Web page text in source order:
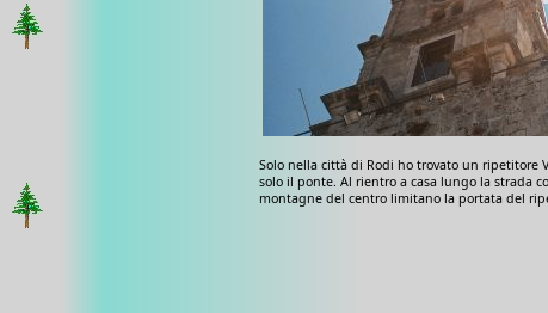
Solo nella città di Rodi ho trovato un ripetitore
solo il ponte. Al rientro a casa lungo la strada
montagne del centro limitano la portata del